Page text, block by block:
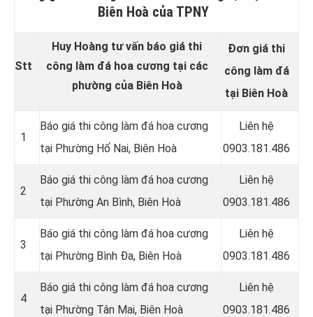
Biên Hoà của TPNY
Stt
Huy Hoàng tư vấn báo giá thi
công làm đá hoa cương tại các
phường của Biên Hoà
Đơn giá thi
công làm đá
tại Biên Hoà
1
Báo giá thi công làm đá hoa cương
tại Phường Hố Nai, Biên Hoà
Liên hệ
0903.181.486
2
Báo giá thi công làm đá hoa cương
tại Phường An Bình, Biên Hoà
Liên hệ
0903.181.486
3
Báo giá thi công làm đá hoa cương
tại Phường Bình Đa, Biên Hoà
Liên hệ
0903.181.486
4
Báo giá thi công làm đá hoa cương
tại Phường Tân Mai, Biên Hoà
Liên hệ
0903.181.486